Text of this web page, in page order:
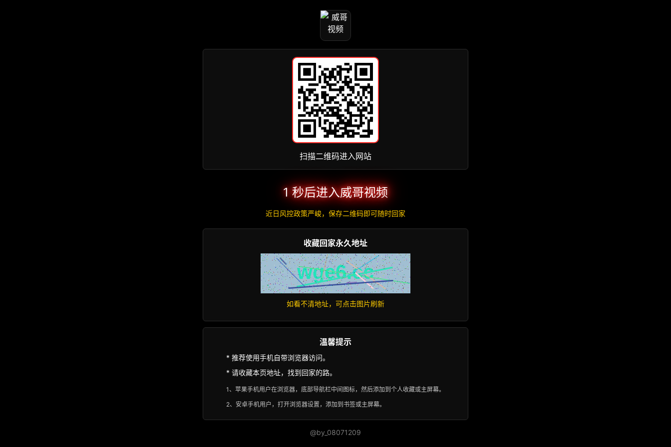
扫描二维码进入网站
1 秒后进入威哥视频
近日风控政策严峻，保存二维码即可随时回家
收藏回家永久地址
如看不清地址，可点击图片刷新
温馨提示
* 推荐使用手机自带浏览器访问。
* 请收藏本页地址，找到回家的路。
1、苹果手机用户在浏览器，底部导航栏中间图标，然后添加到个人收藏或主屏幕。
2、安卓手机用户，打开浏览器设置，添加到书签或主屏幕。
@by_08071209